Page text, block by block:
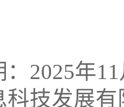
2025年
科技发展